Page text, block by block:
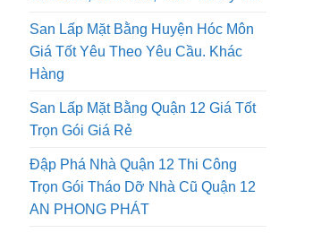
San Lấp Mặt Bằng Quận Gò Vấp,
Tân Bình, Bình Tân, Tân Phú Uy Tín
San Lấp Mặt Bằng Huyện Hóc Môn
Giá Tốt Yêu Theo Yêu Cầu. Khác
Hàng
San Lấp Mặt Bằng Quận 12 Giá Tốt
Trọn Gói Giá Rẻ
Đập Phá Nhà Quận 12 Thi Công